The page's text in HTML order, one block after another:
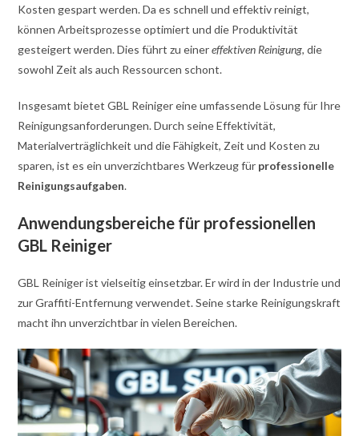
Kosten gespart werden. Da es schnell und effektiv reinigt,
können Arbeitsprozesse optimiert und die Produktivität
gesteigert werden. Dies führt zu einereffektiven Reinigung, die
sowohl Zeit als auch Ressourcen schont.
Insgesamt bietet GBL Reiniger eine umfassende Lösung für Ihre
Reinigungsanforderungen. Durch seine Effektivität,
Materialverträglichkeit und die Fähigkeit, Zeit und Kosten zu
sparen, ist es ein unverzichtbares Werkzeug für professionelle
Reinigungsaufgaben.
Anwendungsbereiche für professionellen
GBL Reiniger
GBL Reiniger ist vielseitig einsetzbar. Er wird in der Industrie und
zur Graffiti-Entfernung verwendet. Seine starke Reinigungskraft
macht ihn unverzichtbar in vielen Bereichen.